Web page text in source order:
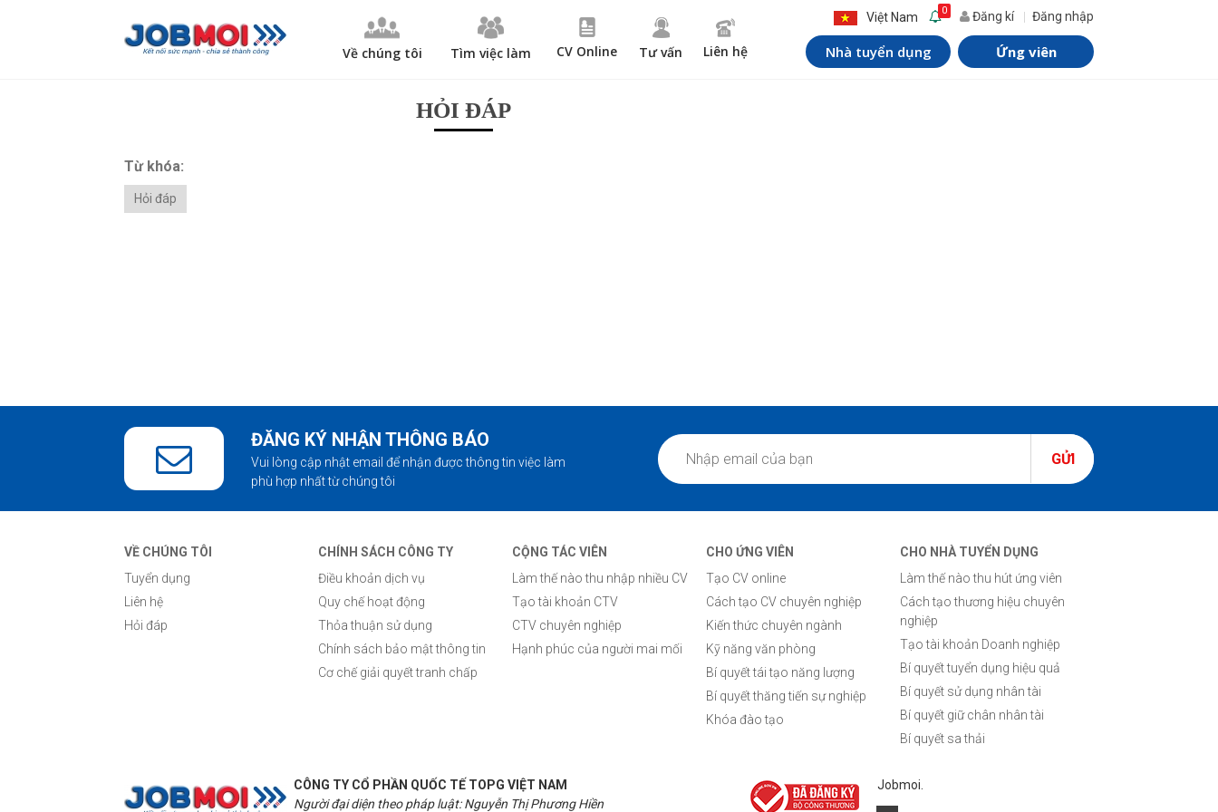
Về chúng tôi Tìm việc làm CV Online Tư vấn Liên hệ
0 Đăng kí Đăng nhập
Việt Nam
Nhà tuyển dụng Ứng viên
HỎI ĐÁP
Từ khóa:
Hỏi đáp
GỬI
ĐĂNG KÝ NHẬN THÔNG BÁO
Vui lòng cập nhật email để nhận được thông tin việc làm
phù hợp nhất từ chúng tôi
VỀ CHÚNG TÔI
Tuyển dụng
Liên hệ
Hỏi đáp
CHÍNH SÁCH CÔNG TY
Điều khoản dịch vụ
Quy chế hoạt động
Thỏa thuận sử dụng
Chính sách bảo mật thông tin
Cơ chế giải quyết tranh chấp
CỘNG TÁC VIÊN
Làm thế nào thu nhập nhiều CV
Tạo tài khoản CTV
CTV chuyên nghiệp
Hạnh phúc của người mai mối
CHO ỨNG VIÊN
Tạo CV online
Cách tạo CV chuyên nghiệp
Kiến thức chuyên ngành
Kỹ năng văn phòng
Bí quyết tái tạo năng lượng
Bí quyết thăng tiến sự nghiệp
Khóa đào tạo
CHO NHÀ TUYỂN DỤNG
Làm thế nào thu hút ứng viên
Cách tạo thương hiệu chuyên
nghiệp
Tạo tài khoản Doanh nghiệp
Bí quyết tuyển dụng hiệu quả
Bí quyết sử dụng nhân tài
Bí quyết giữ chân nhân tài
Bí quyết sa thải
CÔNG TY CỔ PHẦN QUỐC TẾ TOPG VIỆT NAM
Người đại diện theo pháp luật: Nguyễn Thị Phương Hiền
Jobmoi.